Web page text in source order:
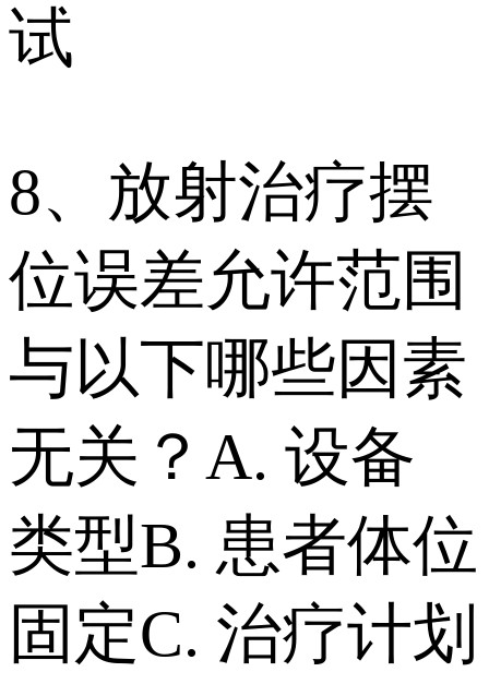
试
8、放射治疗摆
位误差允许范围
与以下哪些因素
无关？ A. 设备
类型 B. 患者体位
固定 C. 治疗计划